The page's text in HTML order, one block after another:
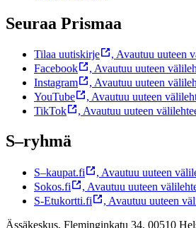
Seuraa Prismaa
Tilaa uutiskirje , Avautuu uuteen
Facebook
, Avautuu uuteen
Instagram
, Avautuu uuteen
YouTube
, Avautuu uuteen
TikTok
, Avautuu uuteen
S–ryhmä
S–kaupat.fi , Avautuu uuteen
Sokos.fi
, Avautuu uuteen
S-Etukortti.fi
, Avautuu uuteen
Ässäkeskus, Fleminginkatu 34, 00510